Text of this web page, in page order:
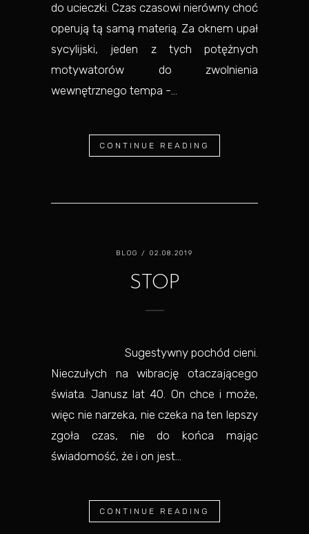
do ucieczki. Czas czasowi nierówny choć
operują tą samą materią. Za oknem upał
sycylijski, jeden z tych potężnych
motywatorów do zwolnienia
wewnętrznego tempa -...
CONTINUE READING
BLOG / 02.08.2019
STOP
Sugestywny pochód cieni.
Nieczułych na wibrację otaczającego
świata. Janusz lat 40. On chce i może,
więc nie narzeka, nie czeka na ten lepszy
zgoła czas, nie do końca mając
świadomość, że i on jest...
CONTINUE READING